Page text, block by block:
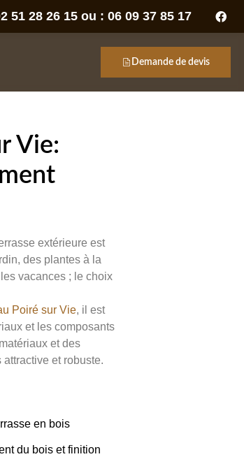
51 28 26 15 ou : 06 09 37 85 17
Demande de devis
Vie:
extérieure est
des plantes à la
vacances ; le choix
Poiré sur Vie, il est
et les composants
et des
et robuste.
en bois
du bois et finition